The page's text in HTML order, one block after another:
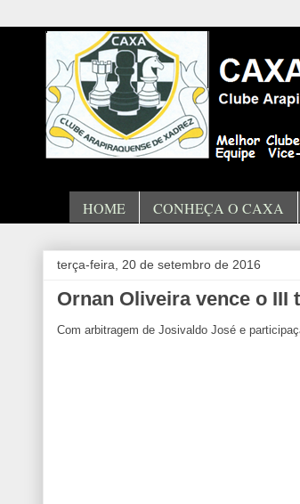
HOME CONHEÇA O CAXA
terça-feira, 20 de setembro de 2016
Ornan Oliveira vence o III
Com arbitragem de Josivaldo José e